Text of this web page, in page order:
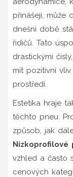
přinášejí, může
dnešní době
řidičů. Tato
drastickými
mít pozitivní
prostředí.
Estetika hraje
těchto pneu.
způsob, jak
Nízkoprofilové
vzhled a často
cenových